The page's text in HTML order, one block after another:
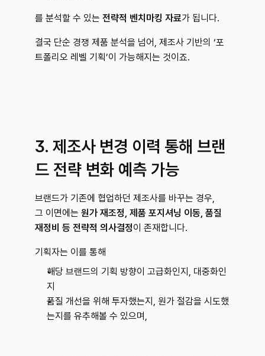
를 분석할 수 있는 전략적 벤치마킹 자료가 됩니다.
결국 단순 경쟁 제품 분석을 넘어, 제조사 기반의 ‘포
트폴리오 레벨 기획’이 가능해지는 것이죠.
3. 제조사 변경 이력 통해 브랜
드 전략 변화 예측 가능
브랜드가 기존에 협업하던 제조사를 바꾸는 경우,
그 이면에는 원가 재조정, 제품 포지셔닝 이동, 품질
재정비 등 전략적 의사결정이 존재합니다.
기획자는 이를 통해
해당 브랜드의 기획 방향이 고급화인지, 대중화인
지
품질 개선을 위해 투자했는지, 원가 절감을 시도했
는지를 유추해볼 수 있으며,